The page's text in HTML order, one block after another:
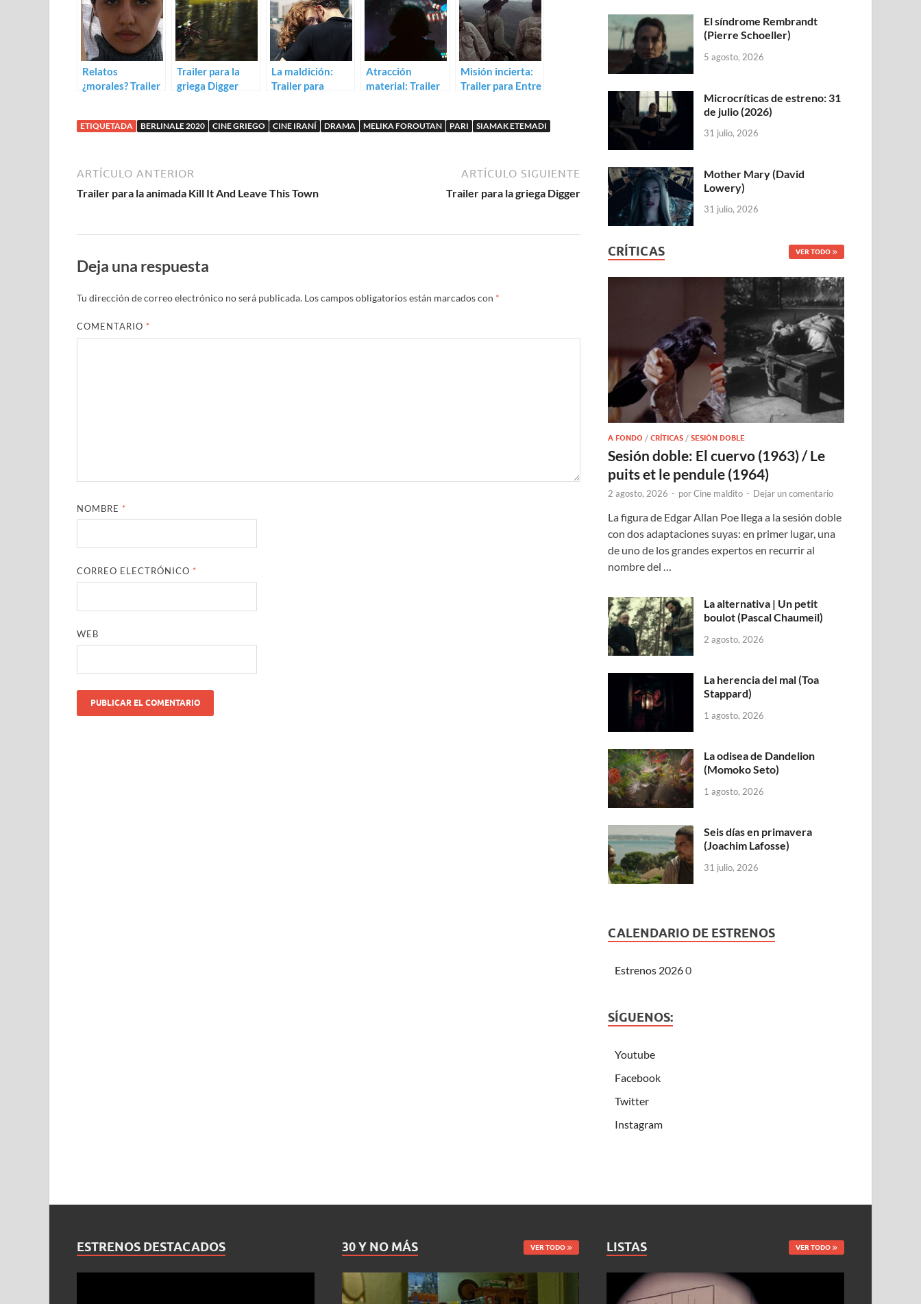
Relatos
¿morales? Trailer
Trailer para la
griega Digger
La maldición:
Trailer para
Atracción
material: Trailer
Misión incierta:
Trailer para Entre
ETIQUETADA BERLINALE 2020 CINE GRIEGO CINE IRANÍ DRAMA MELIKA FOROUTAN PARI SIAMAK ETEMADI
ARTÍCULO ANTERIOR
Trailer para la animada Kill It And Leave This Town
ARTÍCULO SIGUIENTE
Trailer para la griega Digger
Deja una respuesta
Tu dirección de correo electrónico no será publicada. Los campos obligatorios están marcados con *
COMENTARIO *
NOMBRE *
CORREO ELECTRÓNICO *
WEB
El síndrome Rembrandt
(Pierre Schoeller)
5 agosto, 2026
Microcríticas de estreno: 31
de julio (2026)
31 julio, 2026
Mother Mary (David
Lowery)
31 julio, 2026
CRÍTICAS VER TODO
A FONDO /CRÍTICAS /SESIÓN DOBLE
Sesión doble: El cuervo (1963) / Le
puits et le pendule (1964)
2 agosto, 2026 - porCine maldito - Dejar un comentario
La figura de Edgar Allan Poe llega a la sesión doble
con dos adaptaciones suyas: en primer lugar, una
de uno de los grandes expertos en recurrir al
nombre del …
La alternativa | Un petit
boulot (Pascal Chaumeil)
2 agosto, 2026
La herencia del mal (Toa
Stappard)
1 agosto, 2026
La odisea de Dandelion
(Momoko Seto)
1 agosto, 2026
Seis días en primavera
(Joachim Lafosse)
31 julio, 2026
CALENDARIO DE ESTRENOS
Estrenos 20260
SÍGUENOS:
Youtube
Facebook
Twitter
Instagram
ESTRENOS DESTACADOS 30 Y NO MÁS VER TODO LISTAS VER TODO